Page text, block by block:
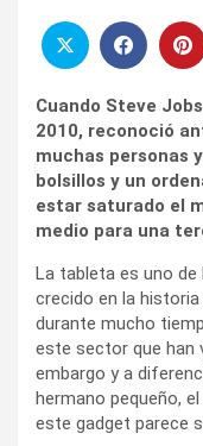
Cuando Steve
2010, reconoció
muchas personas
bolsillos y un
estar saturado el
medio para una
La tableta es uno
crecido en la
durante mucho
este sector que han
embargo y a
hermano pequeño,
este gadget parece